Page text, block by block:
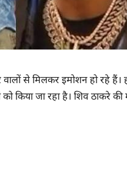
से मिलकर इमोशन हो रहे
किया जा रहा है। शिव ठाकरे